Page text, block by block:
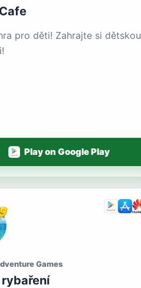
pro děti! Zahrajte si dětskou
Play on Google Play
Games